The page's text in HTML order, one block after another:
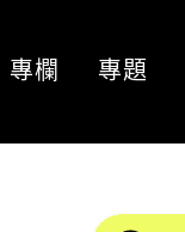
專欄 專題